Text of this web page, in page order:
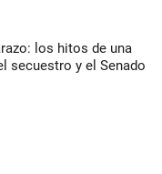
los hitos de una
secuestro y el Senado